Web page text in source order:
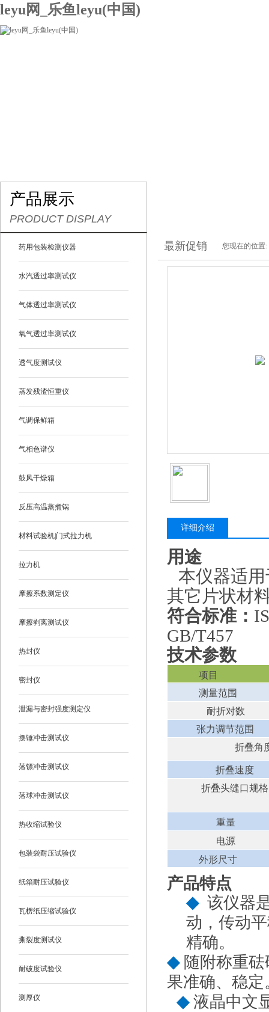
leyu网_乐鱼leyu(中国)
产品展示
PRODUCT DISPLAY
药用包装检测仪器
水汽透过率测试仪
气体透过率测试仪
氧气透过率测试仪
透气度测试仪
蒸发残渣恒重仪
气调保鲜箱
气相色谱仪
鼓风干燥箱
反压高温蒸煮锅
材料试验机|门式拉力机
拉力机
摩擦系数测定仪
摩擦剥离测试仪
热封仪
密封仪
泄漏与密封强度测定仪
摆锤冲击测试仪
落镖冲击测试仪
落球冲击测试仪
热收缩试验仪
包装袋耐压试验仪
纸箱耐压试验仪
瓦楞纸压缩试验仪
撕裂度测试仪
耐破度试验仪
测厚仪
最新促销 您现在的位置:
详细介绍
用途
本仪器适
其它片状材
符合标准 ：
GB/T457
技术参数
项目
测量范围
耐折对数
张力调节范围
折叠角
折叠速度
折叠头缝口规格
重量
电源
外形尺寸
产品特点
◆ 该仪器
动，传动
精确。
◆ 随附称重
果准确、稳定
◆ 液晶中文